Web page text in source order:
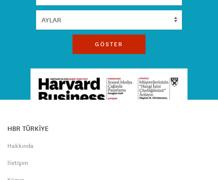
GÖSTER
HBR TÜRKİYE
Hakkında
İletişim